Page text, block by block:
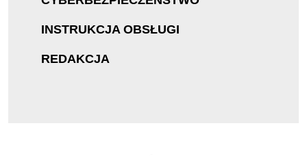
INSTRUKCJA OBSŁUGI
REDAKCJA